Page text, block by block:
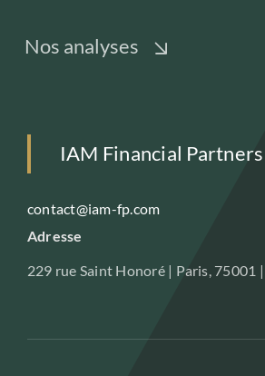
Nos analyses
IAM Financial Partners
contact@iam-fp.com
Adresse
229 rue Saint Honoré | Paris, 75001